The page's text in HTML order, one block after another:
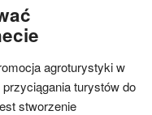
agroturystyki w
turystów do
stworzenie